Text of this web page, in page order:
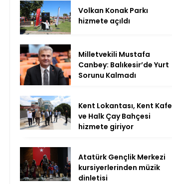
Volkan Konak Parkı
hizmete açıldı
Milletvekili Mustafa
Canbey: Balıkesir’de Yurt
Sorunu Kalmadı
Kent Lokantası, Kent Kafe
ve Halk Çay Bahçesi
hizmete giriyor
Atatürk Gençlik Merkezi
kursiyerlerinden müzik
dinletisi